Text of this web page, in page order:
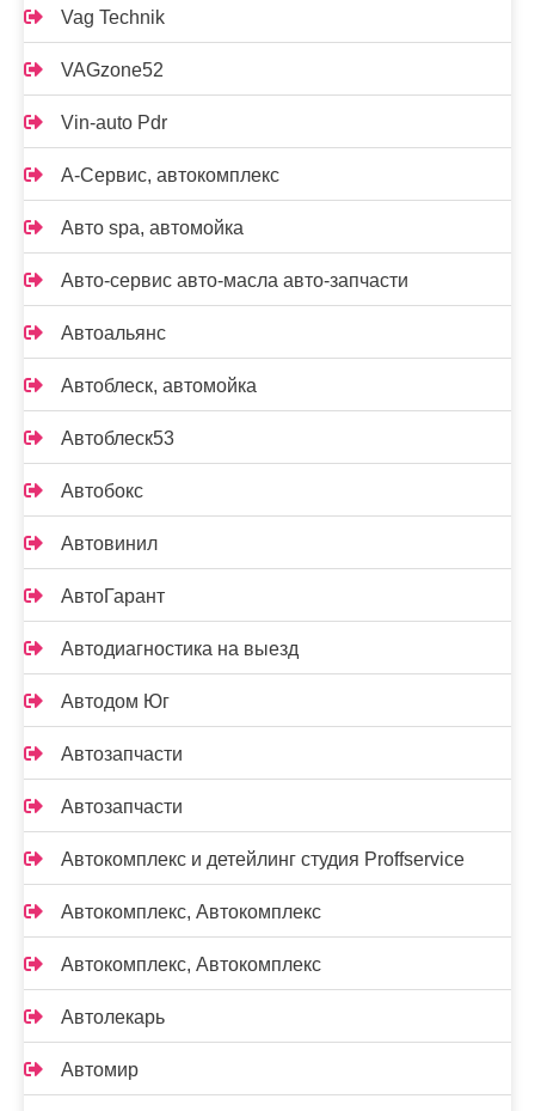
Vag Technik
VAGzone52
Vin-auto Pdr
А-Сервис, автокомплекс
Авто spa, автомойка
Авто-сервис авто-масла авто-запчасти
Автоальянс
Автоблеск, автомойка
Автоблеск53
Автобокс
Автовинил
АвтоГарант
Автодиагностика на выезд
Автодом Юг
Автозапчасти
Автозапчасти
Автокомплекс и детейлинг студия Proffservice
Автокомплекс, Автокомплекс
Автокомплекс, Автокомплекс
Автолекарь
Автомир